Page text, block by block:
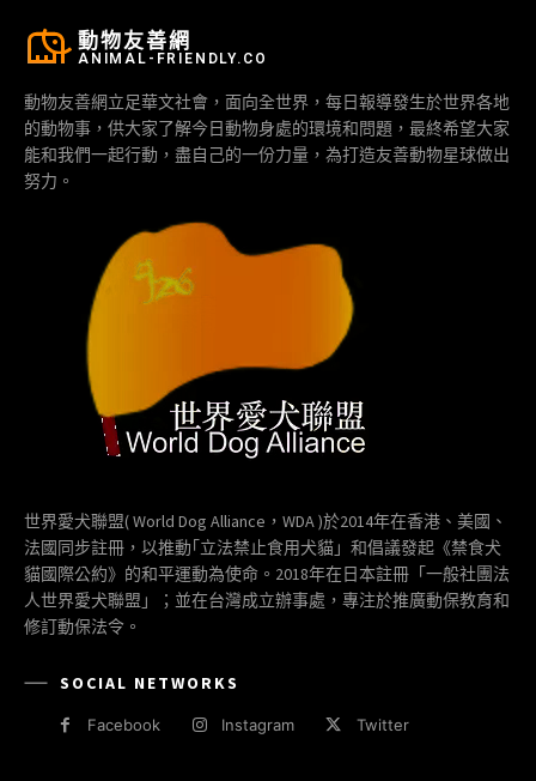
動物友善網
ANIMAL-FRIENDLY.CO
動物友善網立足華文社會，面向全世界，每日報導發生於世界各地
的動物事，供大家了解今日動物身處的環境和問題，最終希望大家
能和我們一起行動，盡自己的一份力量，為打造友善動物星球做出
努力。
世界愛犬聯盟( World Dog Alliance，WDA )於2014年在香港、美國、
法國同步註冊，以推動｢立法禁止食用犬貓」和倡議發起《禁食犬
貓國際公約》的和平運動為使命。2018年在日本註冊「一般社團法
人世界愛犬聯盟」；並在台灣成立辦事處，專注於推廣動保教育和
修訂動保法令。
SOCIAL NETWORKS
Facebook Instagram Twitter